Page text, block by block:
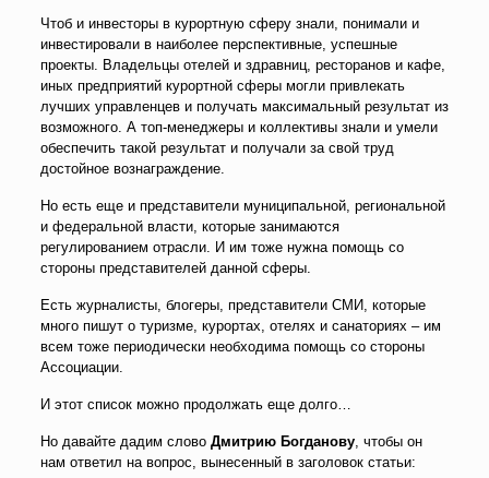
Чтоб и инвесторы в курортную сферу знали, понимали и
инвестировали в наиболее перспективные, успешные
проекты. Владельцы отелей и здравниц, ресторанов и кафе,
иных предприятий курортной сферы могли привлекать
лучших управленцев и получать максимальный результат из
возможного. А топ-менеджеры и коллективы знали и умели
обеспечить такой результат и получали за свой труд
достойное вознаграждение.
Но есть еще и представители муниципальной, региональной
и федеральной власти, которые занимаются
регулированием отрасли. И им тоже нужна помощь со
стороны представителей данной сферы.
Есть журналисты, блогеры, представители СМИ, которые
много пишут о туризме, курортах, отелях и санаториях – им
всем тоже периодически необходима помощь со стороны
Ассоциации.
И этот список можно продолжать еще долго…
Но давайте дадим слово Дмитрию Богданову, чтобы он
нам ответил на вопрос, вынесенный в заголовок статьи: